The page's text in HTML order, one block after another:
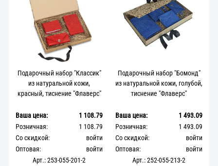
Подарочный набор "Классик"
из натуральной кожи,
красный, тиснение "Флаверс"
Ваша цена:
1 108.79
Розничная:
1 108.79
Со скидкой:
войти
Оптовая:
войти
Арт.: 253-055-201-2
Подарочный набор "Бомонд"
из натуральной кожи, голубой,
тиснение "Флаверс"
Ваша цена:
1 493.09
Розничная:
1 493.09
Со скидкой:
войти
Оптовая:
войти
Арт.: 252-055-213-2